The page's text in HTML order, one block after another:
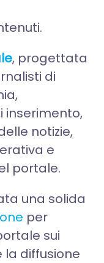
, progettata
di
inserimento,
notizie,
e
portale.
una solida
per
sui
la diffusione